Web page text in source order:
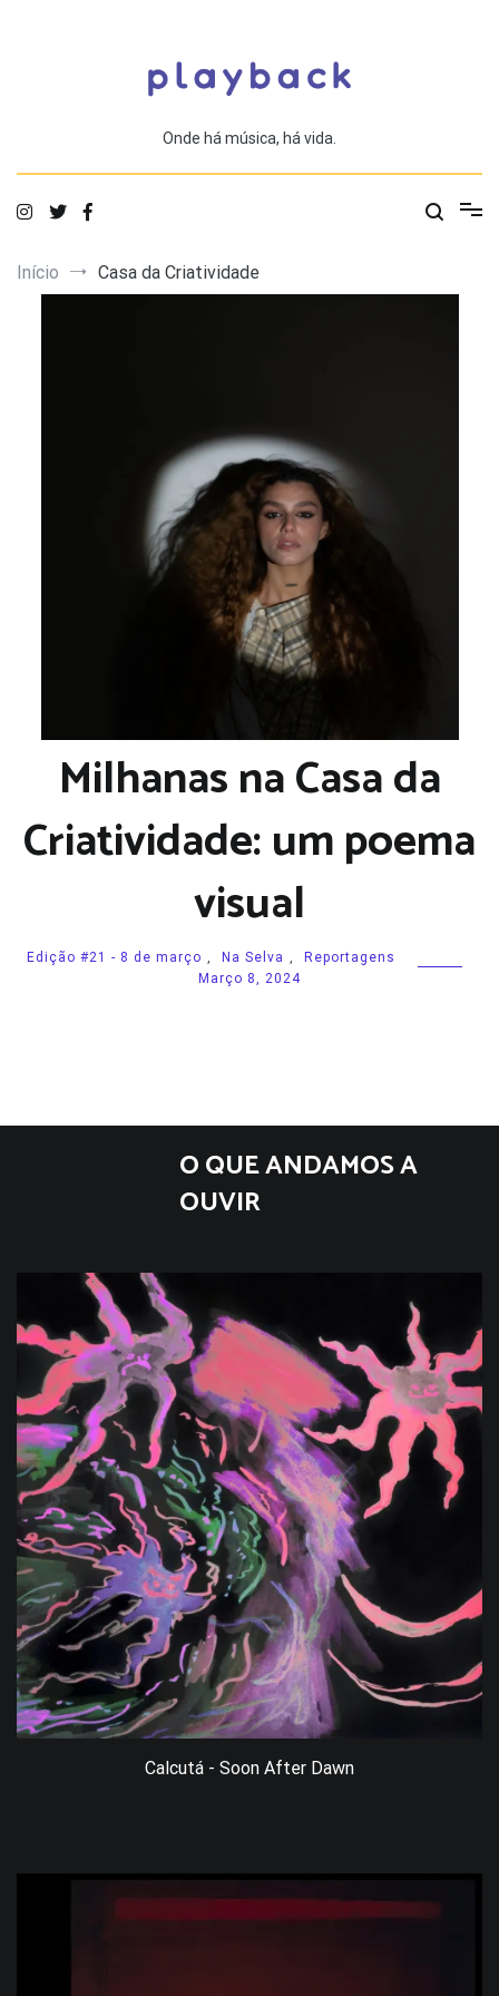
Onde há música, há vida.
Início Casa da Criatividade
Milhanas na Casa da
Criatividade: um poema
visual
Edição #21 - 8 de março , Na Selva ,
Reportagens
Março 8, 2024
O QUE ANDAMOS A
OUVIR
Calcutá - Soon After Dawn